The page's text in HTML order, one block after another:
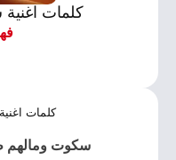
كلمات
كلمات
سكوت ومالهم